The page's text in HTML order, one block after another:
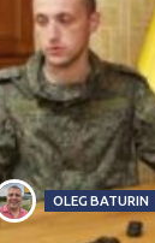
OLEG BATURIN